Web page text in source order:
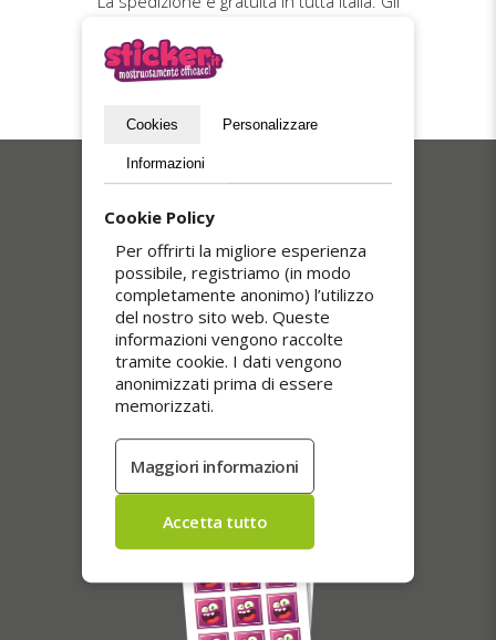
entro 5 giorni lavorativi. Colli tracciati e
consegnati a mano con firma, per una
I nostri più venduti
Adesivi trasparenti
Cookies Personalizzare
Informazioni
Cookie Policy
Per offrirti la migliore esperienza
possibile, registriamo (in modo
completamente anonimo) l’utilizzo
del nostro sito web. Queste
informazioni vengono raccolte
tramite cookie. I dati vengono
anonimizzati prima di essere
memorizzati.